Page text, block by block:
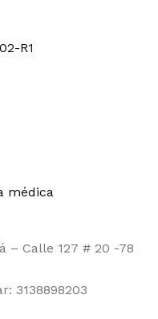
R1
médica
– Calle 127 # 20 -78
3138898203